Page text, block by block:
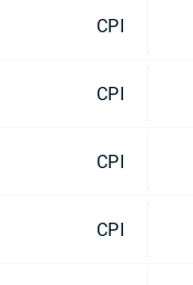
CPI
CPI
CPI
CPI